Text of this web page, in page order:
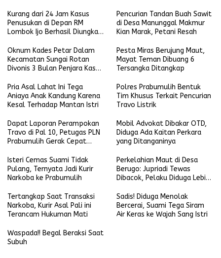
Kurang dari 24 Jam Kasus
Penusukan di Depan RM
Lombok Ijo Berhasil Diungkap,
Pencurian Tandan Buah Sawit
di Desa Manunggal Makmur
Kian Marak, Petani Resah
Oknum Kades Petar Dalam
Kecamatan Sungai Rotan
Divonis 3 Bulan Penjara Kasus
Pesta Miras Berujung Maut,
Mayat Teman Dibuang 6
Tersangka Ditangkap
Pria Asal Lahat Ini Tega
Aniaya Anak Kandung Karena
Kesal Terhadap Mantan Istri
Polres Prabumulih Bentuk
Tim Khusus Terkait Pencurian
Travo Listrik
Dapat Laporan Perampokan
Travo di Pal 10, Petugas PLN
Prabumulih Gerak Cepat
Mobil Advokat Dibakar OTD,
Diduga Ada Kaitan Perkara
yang Ditanganinya
Isteri Cemas Suami Tidak
Pulang, Ternyata Jadi Kurir
Narkoba ke Prabumulih
Perkelahian Maut di Desa
Berugo: Jupriadi Tewas
Dibacok, Pelaku Diduga Lebih
Tertangkap Saat Transaksi
Narkoba, Kurir Asal Pali ini
Terancam Hukuman Mati
Sadis! Diduga Menolak
Bercerai, Suami Tega Siram
Air Keras ke Wajah Sang Istri
Waspada!! Begal Beraksi Saat
Subuh